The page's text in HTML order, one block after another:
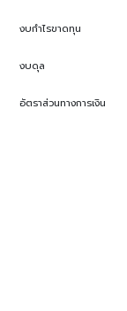
งบกำไรขาดทุน
งบดุล
อัตราส่วนทางการเงิน